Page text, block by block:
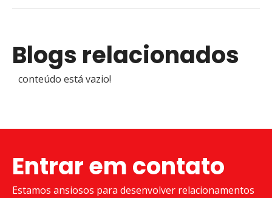
Blogs relacionados
conteúdo está vazio!
Entrar em contato
Estamos ansiosos para desenvolver relacionamentos